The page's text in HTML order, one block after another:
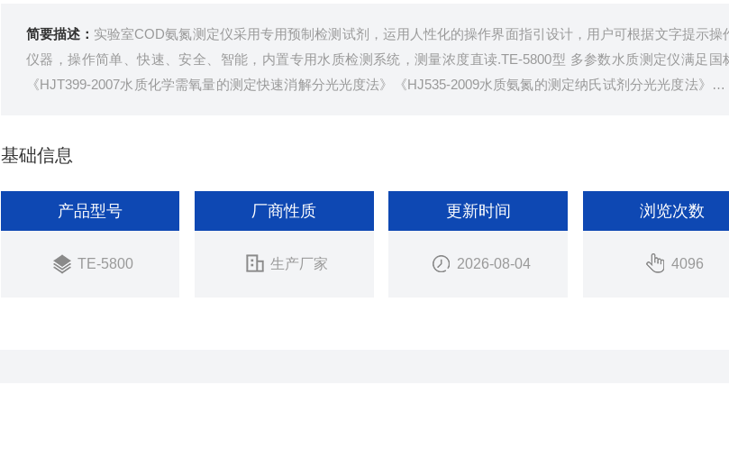
简要描述： 实验室COD氨氮测定仪采用专用预制检测试剂，运用人性化的操作界面指引设计，用户可根据文字提示操
仪器，操作简单、快速、安全、智能，内置专用水质检测系统，测量浓度直读.TE-5800型 多参数水质测定仪满足国
《HJT399-2007水质化学需氧量的测定快速消解分光光度法》《HJ535-2009水质氨氮的测定纳氏试剂分光光度法》《
基础信息
产品型号
TE-5800
厂商性质
生产厂家
更新时间
2026-08-04
浏览次数
4096